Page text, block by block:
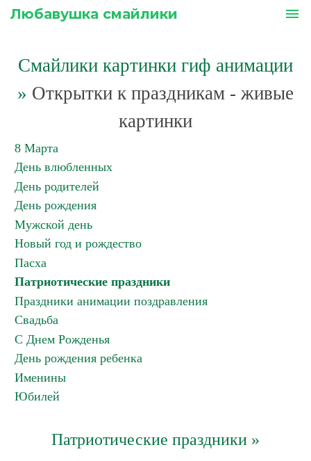
Любавушка смайлики menu
Смайлики картинки гиф анимации
» Открытки к праздникам - живые
картинки
8 Марта
День влюбленных
День родителей
День рождения
Мужской день
Новый год и рождество
Пасха
Патриотические праздники
Праздники анимации поздравления
Свадьба
С Днем Рожденья
День рождения ребенка
Именины
Юбилей
Патриотические праздники »